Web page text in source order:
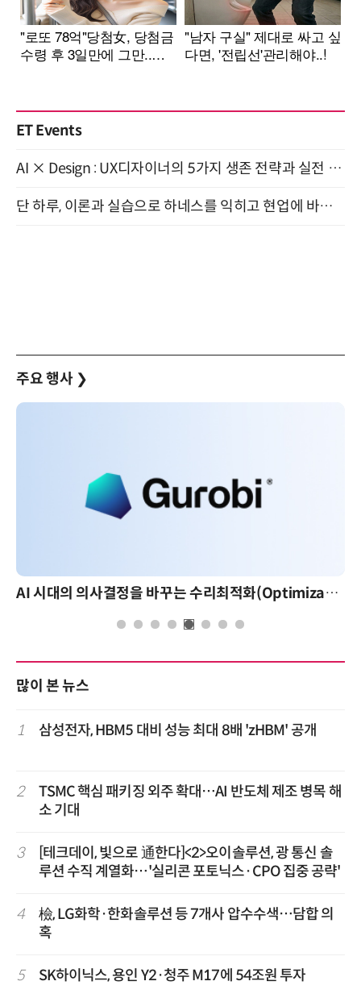
ET Events
AI × Design : UX디자이너의 5가지 생존 전략과 실전 대응 8월 28일 개최
단 하루, 이론과 실습으로 하네스를 익히고 현업에 바로 쓰는 핸즈온 워크숍 (8/20)
주요 행사 ❯
AI 시대의 의사결정을 바꾸는 수리최적화(Optimization): 실제 산업 적용 사례와 활용 전략
많이 본 뉴스
1 삼성전자, HBM5 대비 성능 최대 8배 'zHBM' 공개
2
TSMC 핵심 패키징 외주 확대…AI 반도체 제조 병목 해
소 기대
3
[테크데이, 빛으로 通한다]<2>오이솔루션, 광 통신 솔
루션 수직 계열화…'실리콘 포토닉스·CPO 집중 공략'
4
檢, LG화학·한화솔루션 등 7개사 압수수색…담합 의
혹
5 SK하이닉스, 용인 Y2·청주 M17에 54조원 투자